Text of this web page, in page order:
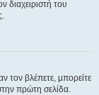
διαχειριστή του
τον βλέπετε, μπορείτε
πρώτη σελίδα.